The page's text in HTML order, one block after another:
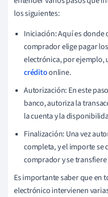
los siguientes:
Iniciación: Aquí es donde
comprador elige pagar
electrónica, por ejemplo,
créditoonline.
Autorización: En este
banco, autoriza la
la cuenta y la
Finalización: Una vez
completa, y el importe se
comprador y se
Es importante saber que en
electrónico intervienen